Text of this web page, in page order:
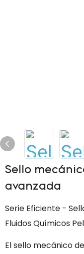
Sello
avanzada
Serie Eficiente -
Fluidos Químicos
El sello mecánico